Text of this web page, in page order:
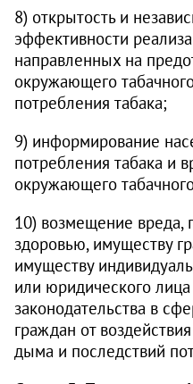
8) открытость и
эффективности
направленных на
окружающего
потребления табака;
9) информирование
потребления табака и
окружающего
10) возмещение вреда,
здоровью, имуществу
имуществу
или юридического
законодательства в
граждан от
дыма и последствий